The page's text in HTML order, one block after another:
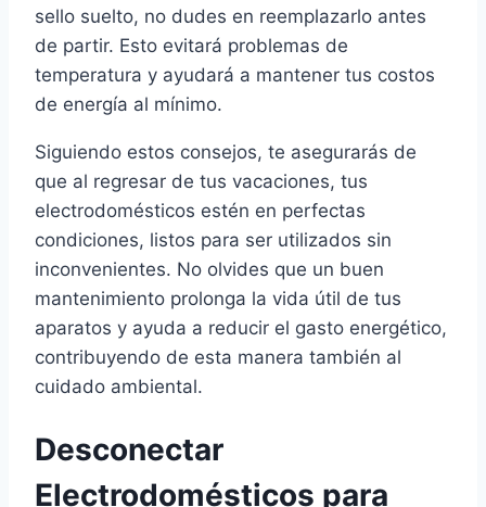
sello suelto, no dudes en reemplazarlo antes
de partir. Esto evitará problemas de
temperatura y ayudará a mantener tus costos
de energía al mínimo.
Siguiendo estos consejos, te asegurarás de
que al regresar de tus vacaciones, tus
electrodomésticos estén en perfectas
condiciones, listos para ser utilizados sin
inconvenientes. No olvides que un buen
mantenimiento prolonga la vida útil de tus
aparatos y ayuda a reducir el gasto energético,
contribuyendo de esta manera también al
cuidado ambiental.
Desconectar
Electrodomésticos para